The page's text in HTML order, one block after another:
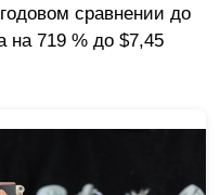
сравнении до
на 719 % до $7,45